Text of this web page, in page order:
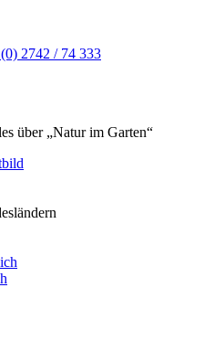
2742 / 74 333
über „Natur im Garten“